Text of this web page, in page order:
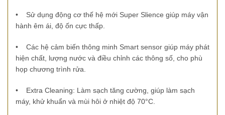
• Sử dụng động cơ thế hệ mới Super Slience giúp máy vận
hành êm ái, độ ốn cực thấp.
• Các hệ cảm biến thông minh Smart sensor giúp máy phát
hiện chất, lượng nước và điều chỉnh các thông số, cho phù
họp chương trình rửa.
• Extra Cleaning: Làm sạch tăng cường, giúp làm sạch
máy, khử khuẩn và mùi hôi ở nhiệt độ 70°C.